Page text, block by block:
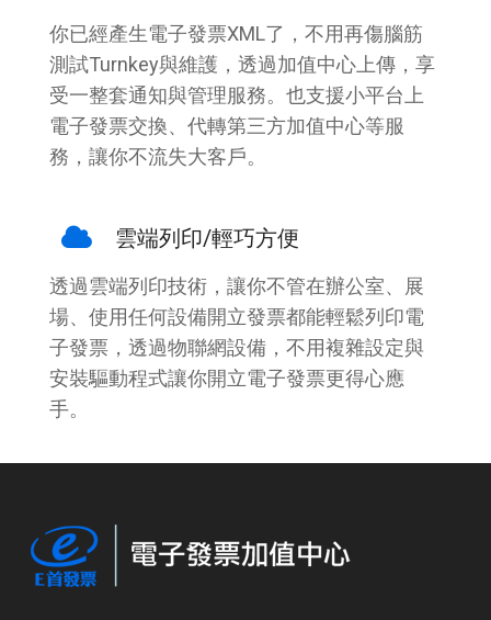
你已經產生電子發票XML了，不用再傷腦筋
測試Turnkey與維護，透過加值中心上傳，享
受一整套通知與管理服務。也支援小平台上
電子發票交換、代轉第三方加值中心等服
務，讓你不流失大客戶。
雲端列印/輕巧方便
透過雲端列印技術，讓你不管在辦公室、展
場、使用任何設備開立發票都能輕鬆列印電
子發票，透過物聯網設備，不用複雜設定與
安裝驅動程式讓你開立電子發票更得心應
手。